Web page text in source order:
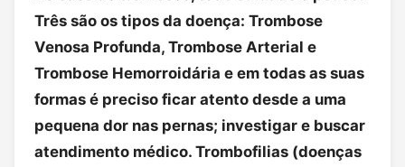
Três são os tipos da doença: Trombose
Venosa Profunda, Trombose Arterial e
Trombose Hemorroidária e em todas as suas
formas é preciso ficar atento desde a uma
pequena dor nas pernas; investigar e buscar
atendimento médico. Trombofilias (doenças